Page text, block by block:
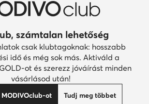
számtalan lehetőség
csak klubtagoknak: hosszabb
idő és még sok más. Aktiváld a
ot és szerezz jóváírást minden
vásárlásod után!
MODIVOclub-ot Tudj meg többet